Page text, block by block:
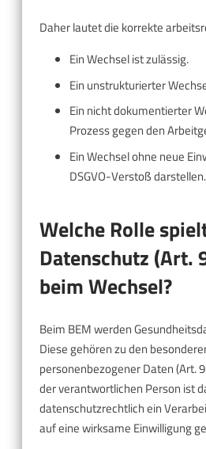
Daher lautet die korrekte
Ein Wechsel ist zulässig.
Ein unstrukturierter
Ein nicht dokumentierter
Prozess gegen den
Ein Wechsel ohne neue
DSGVO-Verstoß darstellen.
Welche Rolle
Datenschutz (Art.
beim Wechsel?
Beim BEM werden
Diese gehören zu den
personenbezogener Daten (Art. 9
der verantwortlichen Person ist
datenschutzrechtlich ein
auf eine wirksame Einwilligung